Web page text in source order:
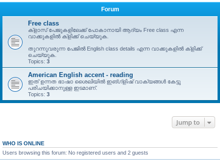
Forum
Free class
ക്ളാസ് പേജുകളിലേക്ക് പോകാനായി ആദ്യം Free class എന്ന
വാക്കുകളിൽ ക്ളിക്ക് ചെയ്യുക.
തുറന്നുവരുന്ന പേജിൽ English class details എന്ന വാക്കുകളിൽ ക്ളിക്ക്
ചെയ്യുക.
Topics: 3
American English accent - reading
ഇത് ഉന്നത ഭാഷാ ശൈലിയിൽ ഇങ്ഗ്ളിഷ് വാക്യങ്ങൾ കേട്ടു
പരിചയിക്കാനുള്ള ഇടമാണ്.
Topics: 3
Jump to
WHO IS ONLINE
Users browsing this forum: No registered users and 2 guests